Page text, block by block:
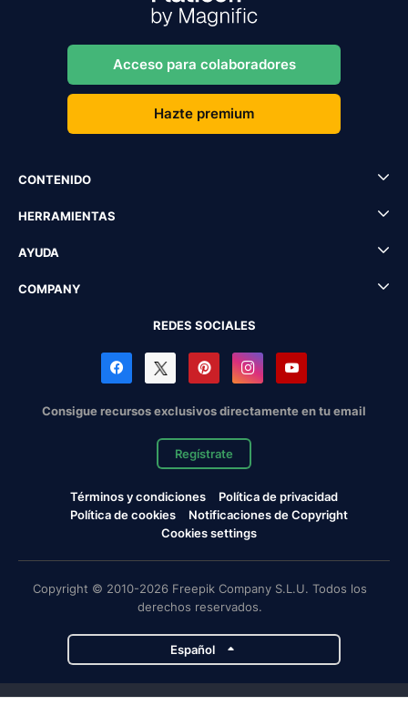
Acceso para colaboradores
Hazte premium
CONTENIDO
HERRAMIENTAS
AYUDA
COMPANY
REDES SOCIALES
Consigue recursos exclusivos directamente en tu email
Regístrate
Términos y condiciones
Política de privacidad
Política de cookies
Notificaciones de Copyright
Cookies settings
Copyright © 2010-2026 Freepik Company S.L.U. Todos los
derechos reservados.
Español